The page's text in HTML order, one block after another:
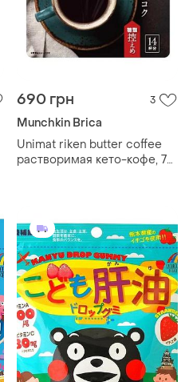
690 грн 3
Munchkin Brica
Unimat riken butter coffee
растворимая кето-кофе, 70